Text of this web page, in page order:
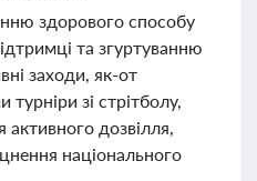
здорового способу
та згуртуванню
заходи, як-от
зі стрітболу,
дозвілля,
національного